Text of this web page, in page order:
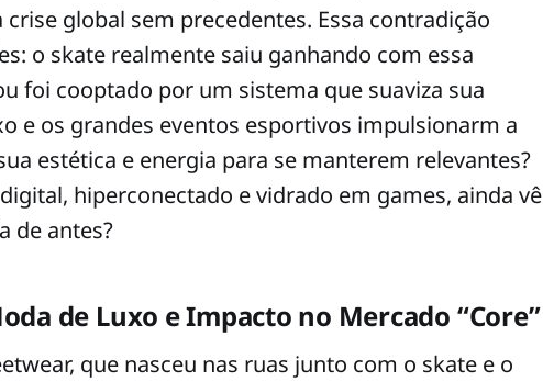
global sem precedentes. Essa contradição
o skate realmente saiu ganhando com essa
foi cooptado por um sistema que suaviza sua
e os grandes eventos esportivos impulsionarm a
estética e energia para se manterem relevantes?
hiperconectado e vidrado em games, ainda vê
de antes?
de Luxo e Impacto no Mercado “Core”
que nasceu nas ruas junto com o skate e o